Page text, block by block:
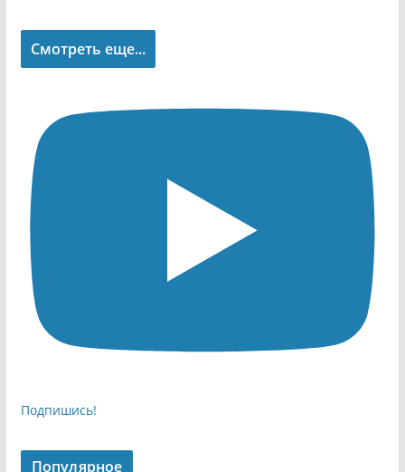
Смотреть еще...
Подпишись!
Популярное